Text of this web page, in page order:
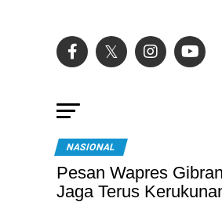
NASIONAL
Pesan Wapres
Jaga Terus